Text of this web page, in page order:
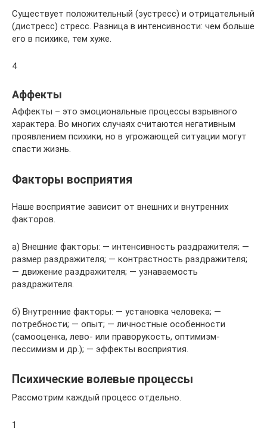
Существует положительный (эустресс) и отрицательный
(дистресс) стресс. Разница в интенсивности: чем больше
его в психике, тем хуже.
4
Аффекты
Аффекты – это эмоциональные процессы взрывного
характера. Во многих случаях считаются негативным
проявлением психики, но в угрожающей ситуации могут
спасти жизнь.
Факторы восприятия
Наше восприятие зависит от внешних и внутренних
факторов.
а) Внешние факторы: — интенсивность раздражителя; —
размер раздражителя; — контрастность раздражителя;
— движение раздражителя; — узнаваемость
раздражителя.
б) Внутренние факторы: — установка человека; —
потребности; — опыт; — личностные особенности
(самооценка, лево- или праворукость, оптимизм-
пессимизм и др.); — эффекты восприятия.
Психические волевые процессы
Рассмотрим каждый процесс отдельно.
1